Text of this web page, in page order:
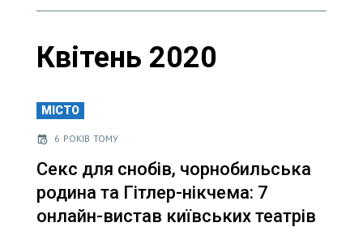
Квітень 2020
МІСТО
6 РОКІВ ТОМУ
Секс для снобів, чорнобильська
родина та Гітлер-нікчема: 7
онлайн-вистав київських театрів